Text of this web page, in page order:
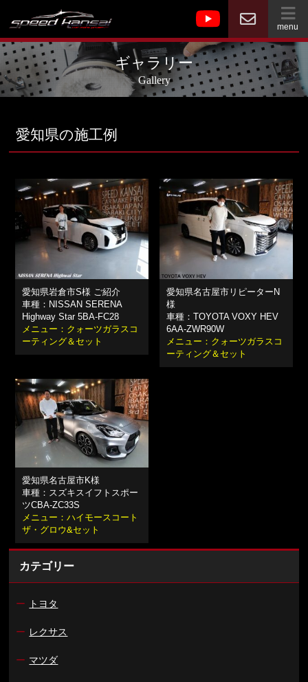
menu
ギャラリー
Gallery
愛知県の施工例
愛知県岩倉市S様 ご紹介
車種：NISSAN SERENA
Highway Star 5BA-FC28
メニュー：クォーツガラスコ
ーティング＆セット
愛知県名古屋市リピーターN
様
車種：TOYOTA VOXY HEV
6AA-ZWR90W
メニュー：クォーツガラスコ
ーティング＆セット
愛知県名古屋市K様
車種：スズキスイフトスポー
ツCBA-ZC33S
メニュー：ハイモースコート
ザ・グロウ&セット
カテゴリー
ー トヨタ
ー レクサス
ー マツダ